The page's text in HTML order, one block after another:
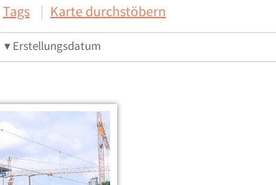
Tags Karte durchstöbern
Erstellungsdatum